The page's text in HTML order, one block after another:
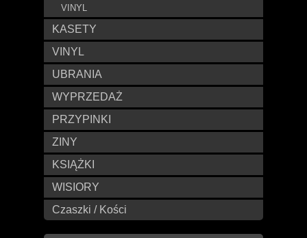
VINYL
KASETY
VINYL
UBRANIA
WYPRZEDAŻ
PRZYPINKI
ZINY
KSIĄŻKI
WISIORY
Czaszki / Kości